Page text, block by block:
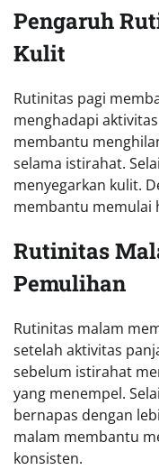
Pengaruh
Kulit
Rutinitas pagi
menghadapi
membantu
selama istirahat.
menyegarkan kulit.
membantu memulai
Rutinitas
Pemulihan
Rutinitas malam
setelah aktivitas
sebelum istirahat
yang menempel.
bernapas dengan
malam membantu
konsisten.